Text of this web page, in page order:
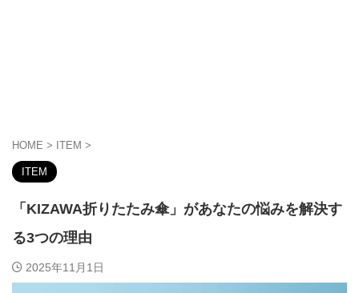
HOME > ITEM >
ITEM
「KIZAWA折りたたみ傘」があなたの悩みを解決す
る3つの理由
2025年11月1日